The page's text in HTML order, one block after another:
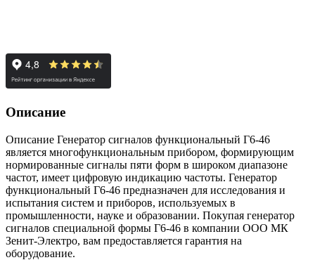
Описание
Описание Генератор сигналов функциональный Г6-46
является многофункциональным прибором, формирующим
нормированные сигналы пяти форм в широком диапазоне
частот, имеет цифровую индикацию частоты. Генератор
функциональный Г6-46 предназначен для исследования и
испытания систем и приборов, используемых в
промышленности, науке и образовании. Покупая генератор
сигналов специальной формы Г6-46 в компании ООО МК
Зенит-Электро, вам предоставляется гарантия на
оборудование.